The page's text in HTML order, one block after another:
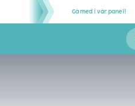
Gå med i vår panel!